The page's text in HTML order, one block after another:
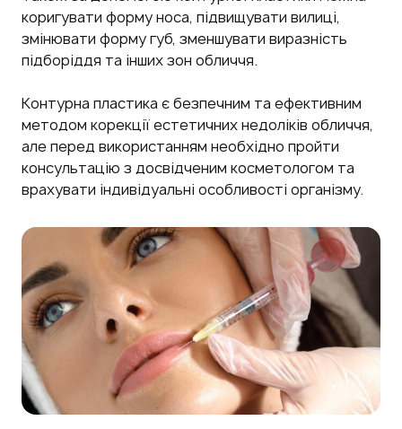
коригувати форму носа, підвищувати вилиці,
змінювати форму губ, зменшувати виразність
підборіддя та інших зон обличчя.
Контурна пластика є безпечним та ефективним
методом корекції естетичних недоліків обличчя,
але перед використанням необхідно пройти
консультацію з досвідченим косметологом та
врахувати індивідуальні особливості організму.